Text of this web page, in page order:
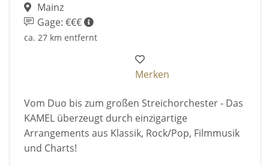
Mainz
Gage: €€€
ca. 27 km entfernt
Merken
Vom Duo bis zum großen Streichorchester - Das
KAMEL überzeugt durch einzigartige
Arrangements aus Klassik, Rock/Pop, Filmmusik
und Charts!